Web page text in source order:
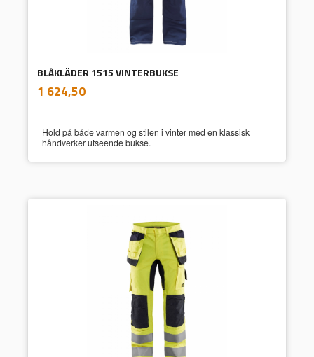
BLÅKLÄDER 1515 VINTERBUKSE
Pris
1 624,50mva.
Hold på både varmen og stilen i vinter med en klassisk
håndverker utseende bukse.